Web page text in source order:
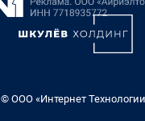
© ООО «Интернет